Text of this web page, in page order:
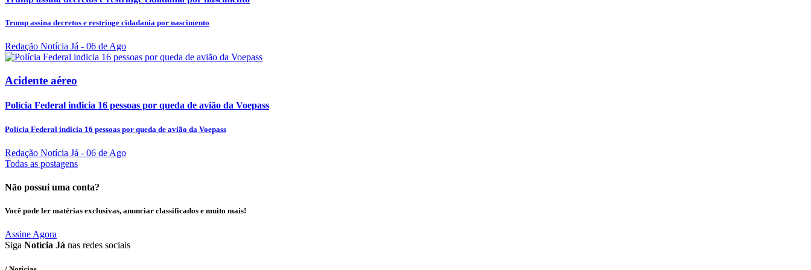
Trump assina decretos e restringe cidadania por nascimento
Redação Notícia Já - 06 de Ago
Acidente aéreo
Polícia Federal indicia 16 pessoas por queda de avião da Voepass
Polícia Federal indicia 16 pessoas por queda de avião da Voepass
Redação Notícia Já - 06 de Ago
Todas as postagens
Não possui uma conta?
Você pode ler matérias exclusivas, anunciar classificados e muito mais!
Assine Agora
Siga Notícia Já nas redes sociais